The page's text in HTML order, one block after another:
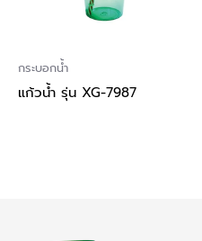
กระบอกน้ำ
แก้วน้ำ รุ่น XG-7987